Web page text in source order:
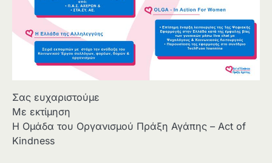
Σας ευχαριστούμε
Με εκτίμηση
H Ομάδα του Οργανισμού Πράξη Αγάπης – Act of
Kindness